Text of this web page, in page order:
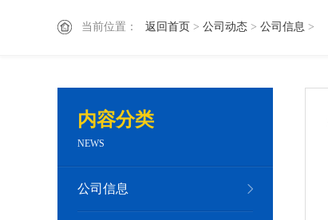
当前位置： 返回首页 > 公司动态 > 公司信息 >
内容分类
NEWS
公司信息